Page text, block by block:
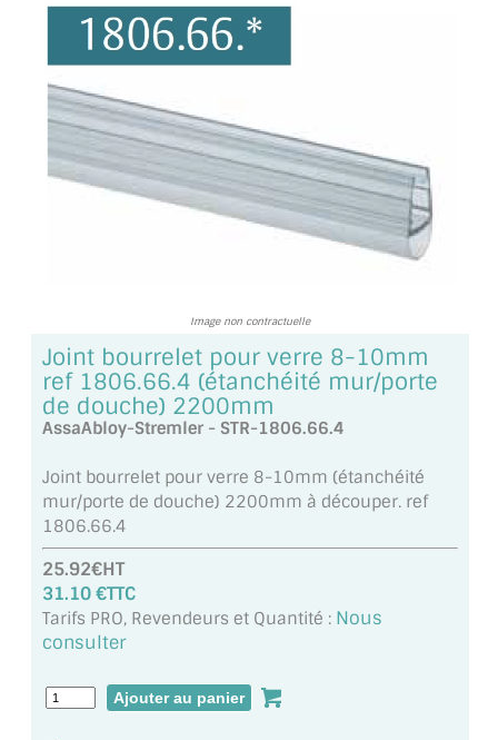
DEMANDE DE DEVIS
SUIVI DE DEVIS
SUIVI DE COMMANDE
TOUS LES TARIFS AU M2
GUIDE : CHOIX PAR UTILISATION
AMBIANCE LAITON BROSSÉ
MIROIRS VIEILLIS AMBIANCE BRASSERIE
MIROIR SUR MESURE
MIROIR VIEILLI
MIROIR DÉCORATIF DE COULEUR
LOTS DE MIROIRS EN MOZAÏQUE
MIROIR POUR PORTE
MIROIR PAROI DE DOUCHE
Image non contractuelle
Joint bourrelet pour verre 8-10mm
ref 1806.66.4 (étanchéité mur/porte
de douche) 2200mm
AssaAbloy-Stremler - STR-1806.66.4
Joint bourrelet pour verre 8-10mm (étanchéité
mur/porte de douche) 2200mm à découper. ref
1806.66.4
25.92€HT
31.10 €TTC
Tarifs PRO, Revendeurs et Quantité : Nous
consulter